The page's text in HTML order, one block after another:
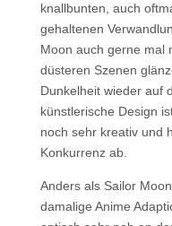
knallbunten, auch
gehaltenen
Moon auch gerne mal
düsteren Szenen
Dunkelheit wieder auf
künstlerische Design
noch sehr kreativ und
Konkurrenz ab.
Anders als Sailor
damalige Anime